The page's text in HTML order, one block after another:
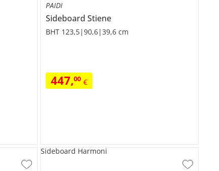
PAIDI
Sideboard Stiene
BHT 123,5|90,6|39,6 cm
447,00 €
Sideboard Harmoni